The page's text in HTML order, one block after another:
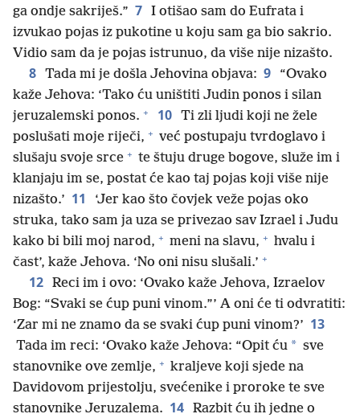
ga ondje sakriješ.” 7 I otišao sam do Eufrata i
izvukao pojas iz pukotine u koju sam ga bio sakrio.
Vidio sam da je pojas istrunuo, da više nije nizašto.
8 Tada mi je došla Jehovina objava: 9
“Ovako
kaže Jehova: ‘Tako ću uništiti Judin ponos i silan
jeruzalemski ponos. + 10 Ti zli ljudi koji ne žele
poslušati moje riječi, + već postupaju tvrdoglavo i
slušaju svoje srce + te štuju druge bogove, služe im i
klanjaju im se, postat će kao taj pojas koji više nije
nizašto.’ 11
‘Jer kao što čovjek veže pojas oko
struka, tako sam ja uza se privezao sav Izrael i Judu
kako bi bili moj narod, + meni na slavu, + hvalu i
čast’, kaže Jehova. ‘No oni nisu slušali.’ +
12 Reci im i ovo: ‘Ovako kaže Jehova, Izraelov
Bog: “Svaki se ćup puni vinom.”’ A oni će ti odvratiti:
‘Zar mi ne znamo da se svaki ćup puni vinom?’ 13
Tada im reci: ‘Ovako kaže Jehova: “Opit ću * sve
stanovnike ove zemlje, + kraljeve koji sjede na
Davidovom prijestolju, svećenike i proroke te sve
stanovnike Jeruzalema. 14 Razbit ću ih jedne o